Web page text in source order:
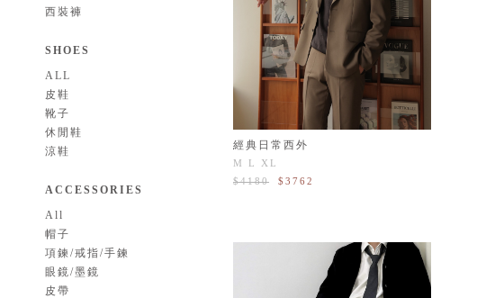
西裝褲
SHOES
ALL
皮鞋
靴子
休閒鞋
涼鞋
ACCESSORIES
All
帽子
項鍊/戒指/手鍊
眼鏡/墨鏡
皮帶
經典日常西外
M L
XL
$4180
$3762